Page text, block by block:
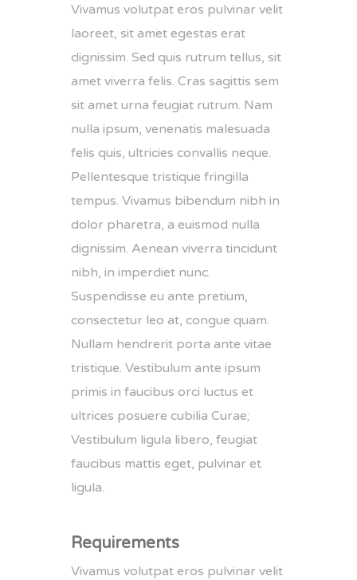
Vivamus volutpat eros pulvinar velit
laoreet, sit amet egestas erat
dignissim. Sed quis rutrum tellus, sit
amet viverra felis. Cras sagittis sem
sit amet urna feugiat rutrum. Nam
nulla ipsum, venenatis malesuada
felis quis, ultricies convallis neque.
Pellentesque tristique fringilla
tempus. Vivamus bibendum nibh in
dolor pharetra, a euismod nulla
dignissim. Aenean viverra tincidunt
nibh, in imperdiet nunc.
Suspendisse eu ante pretium,
consectetur leo at, congue quam.
Nullam hendrerit porta ante vitae
tristique. Vestibulum ante ipsum
primis in faucibus orci luctus et
ultrices posuere cubilia Curae;
Vestibulum ligula libero, feugiat
faucibus mattis eget, pulvinar et
ligula.
Requirements
Vivamus volutpat eros pulvinar velit